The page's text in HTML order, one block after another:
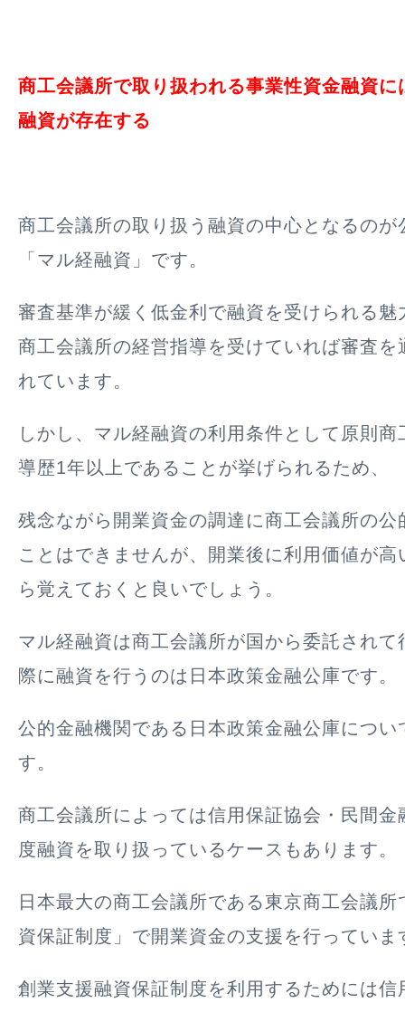
商工会議所で取り扱われる事業性資金融資に
融資が存在する
商工会議所の取り扱う融資の中心となるのが
「マル経融資」です。
審査基準が緩く低金利で融資を受けられる魅
商工会議所の経営指導を受けていれば審査を
れています。
しかし、マル経融資の利用条件として原則
導歴1年以上であることが挙げられるため、
残念ながら開業資金の調達に商工会議所の公
ことはできませんが、開業後に利用価値が
ら覚えておくと良いでしょう。
マル経融資は商工会議所が国から委託されて
際に融資を行うのは日本政策金融公庫です。
公的金融機関である日本政策金融公庫につい
す。
商工会議所によっては信用保証協会・民間金
度融資を取り扱っているケースもあります。
日本最大の商工会議所である東京商工会議
資保証制度」で開業資金の支援を行っていま
創業支援融資保証制度を利用するためには信